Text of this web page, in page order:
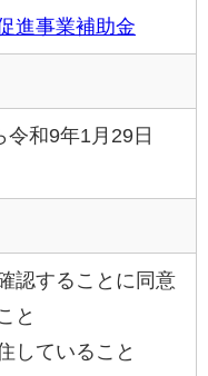
進事業補助金
和9年1月29日
認することに同意
と
していること